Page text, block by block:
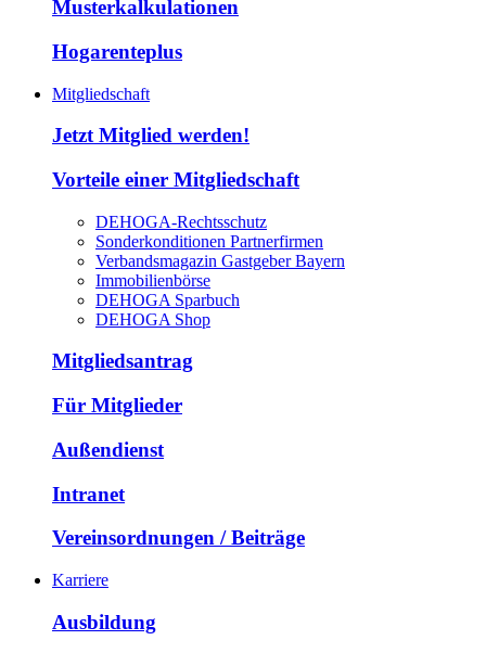
Musterkalkulationen
Hogarenteplus
Mitgliedschaft
Jetzt Mitglied werden!
Vorteile einer Mitgliedschaft
DEHOGA-Rechtsschutz
Sonderkonditionen Partnerfirmen
Verbandsmagazin Gastgeber Bayern
Immobilienbörse
DEHOGA Sparbuch
DEHOGA Shop
Mitgliedsantrag
Für Mitglieder
Außendienst
Intranet
Vereinsordnungen / Beiträge
Karriere
Ausbildung